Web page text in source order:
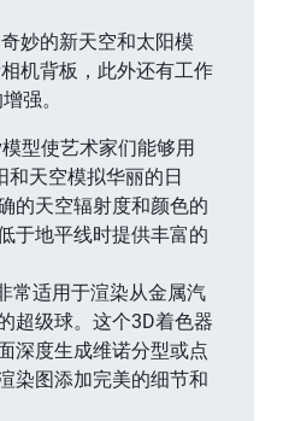
妙的新天空和太阳模
机背板，此外还有工作
强。
型使艺术家们能够用
和天空模拟华丽的日
的天空辐射度和颜色的
于地平线时提供丰富的
常适用于渲染从金属汽
超级球。这个3D着色器
深度生成维诺分型或点
染图添加完美的细节和